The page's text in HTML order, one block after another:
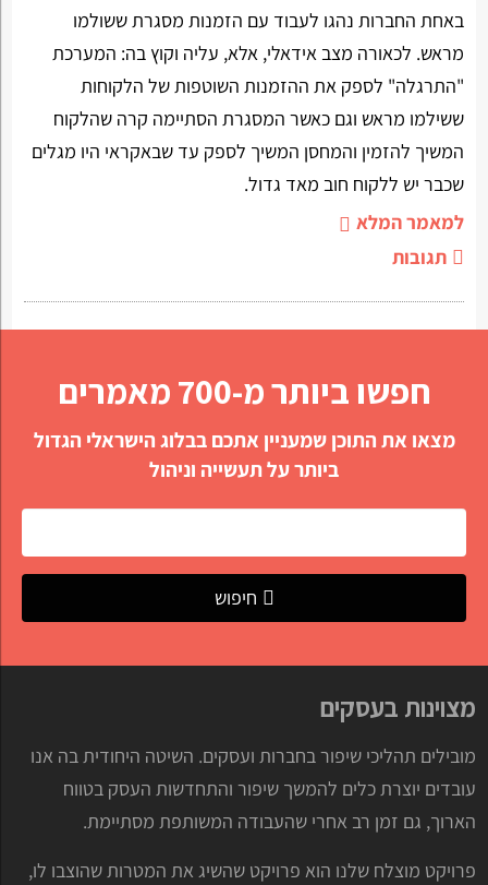
באחת החברות נהגו לעבוד עם הזמנות מסגרת ששולמו
מראש. לכאורה מצב אידאלי, אלא, עליה וקוץ בה: המערכת
"התרגלה" לספק את ההזמנות השוטפות של הלקוחות
ששילמו מראש וגם כאשר המסגרת הסתיימה קרה שהלקוח
המשיך להזמין והמחסן המשיך לספק עד שבאקראי היו מגלים
שכבר יש ללקוח חוב מאד גדול.
למאמר המלא
תגובות
חפשו ביותר מ-700 מאמרים
מצאו את התוכן שמעניין אתכם בבלוג הישראלי הגדול
ביותר על תעשייה וניהול
חיפוש
מצוינות בעסקים
מובילים תהליכי שיפור בחברות ועסקים. השיטה היחודית בה אנו
עובדים יוצרת כלים להמשך שיפור והתחדשות העסק בטווח
הארוך, גם זמן רב אחרי שהעבודה המשותפת מסתיימת.
פרויקט מוצלח שלנו הוא פרויקט שהשיג את המטרות שהוצבו לו,